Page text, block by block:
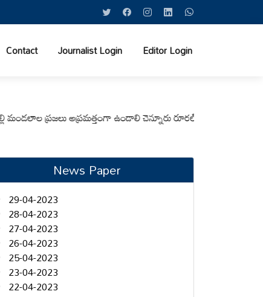
Contact Journalist Login Editor Login
ప్రజలు అప్రమత్తంగా ఉండాలి చెన్నూరు రూరల్ సీఐ ఆర్. కృష్ణ
News Paper
29-04-2023
28-04-2023
27-04-2023
26-04-2023
25-04-2023
23-04-2023
22-04-2023